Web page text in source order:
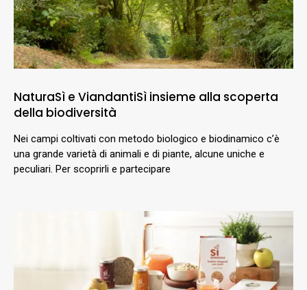
NaturaSì e ViandantiSì insieme alla scoperta
della biodiversità
Nei campi coltivati con metodo biologico e biodinamico c’è
una grande varietà di animali e di piante, alcune uniche e
peculiari. Per scoprirli e partecipare